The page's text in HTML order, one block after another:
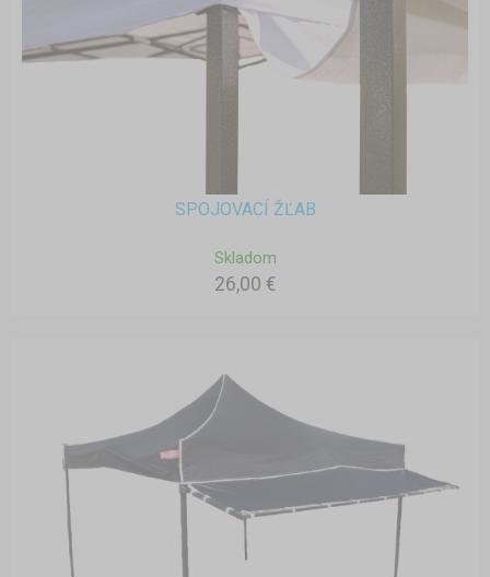
SPOJOVACÍ ŽĽAB
Skladom
26,00 €